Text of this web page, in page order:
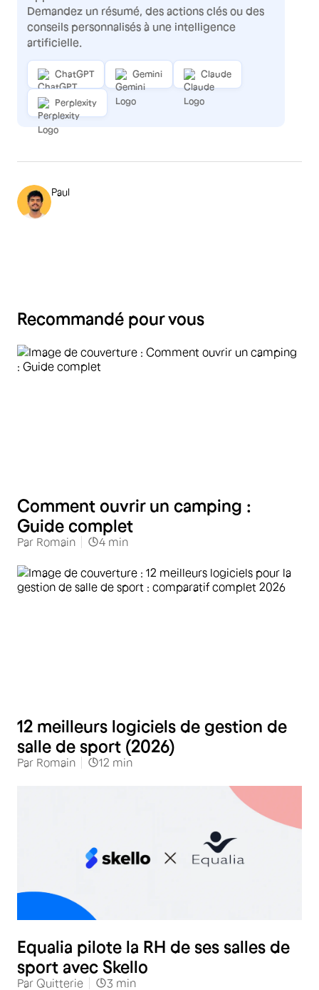
Demandez un résumé, des actions clés ou des
conseils personnalisés à une intelligence
artificielle.
ChatGPT Gemini Claude
Perplexity
Paul
Recommandé pour vous
Comment ouvrir un camping :
Guide complet
Par Romain 4 min
12 meilleurs logiciels de gestion de
salle de sport (2026)
Par Romain 12 min
Equalia pilote la RH de ses salles de
sport avec Skello
Par Quitterie 3 min